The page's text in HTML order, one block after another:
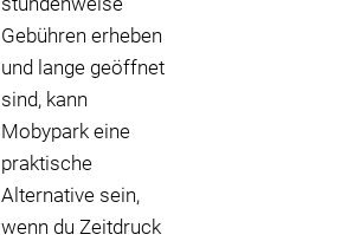
Gebühren erheben
und lange geöffnet
sind, kann
Mobypark eine
praktische
Alternative sein,
wenn du Zeitdruck